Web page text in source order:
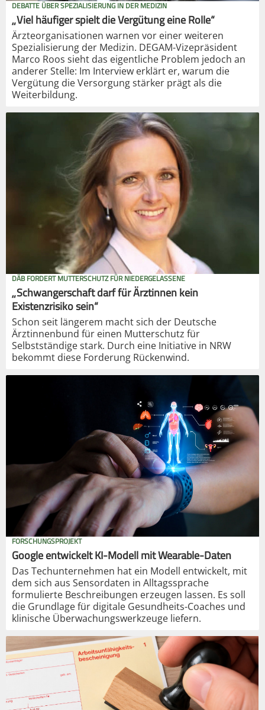
DEBATTE ÜBER SPEZIALISIERUNG IN DER MEDIZIN
„Viel häufiger spielt die Vergütung eine Rolle“
Ärzteorganisationen warnen vor einer weiteren
Spezialisierung der Medizin. DEGAM-Vizepräsident
Marco Roos sieht das eigentliche Problem jedoch an
anderer Stelle: Im Interview erklärt er, warum die
Vergütung die Versorgung stärker prägt als die
Weiterbildung.
DÄB FORDERT MUTTERSCHUTZ FÜR NIEDERGELASSENE
„Schwangerschaft darf für Ärztinnen kein
Existenzrisiko sein“
Schon seit längerem macht sich der Deutsche
Ärztinnenbund für einen Mutterschutz für
Selbstständige stark. Durch eine Initiative in NRW
bekommt diese Forderung Rückenwind.
FORSCHUNGSPROJEKT
Google entwickelt KI-Modell mit Wearable-Daten
Das Techunternehmen hat ein Modell entwickelt, mit
dem sich aus Sensordaten in Alltagssprache
formulierte Beschreibungen erzeugen lassen. Es soll
die Grundlage für digitale Gesundheits-Coaches und
klinische Überwachungswerkzeuge liefern.